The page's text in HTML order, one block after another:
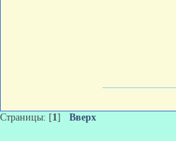
Страницы: [1] Вверх